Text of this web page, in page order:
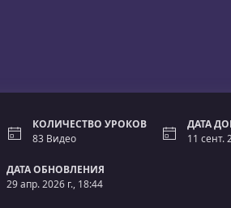
КОЛИЧЕСТВО УРОКОВ
83 Видео
ДАТА
11 сент.
ДАТА ОБНОВЛЕНИЯ
29 апр. 2026 г., 18:44